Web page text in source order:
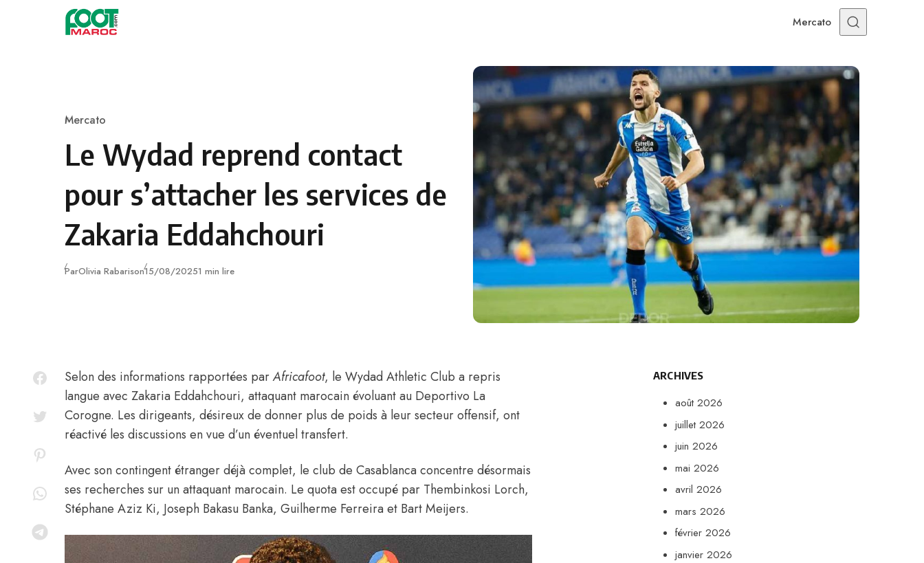
Skip to content
Mercato
Category
Mercato
Le Wydad reprend contact
pour s’attacher les services de
Zakaria Eddahchouri
ParOlivia RabarisonPublié
15/08/20251 min lire
Selon des informations rapportées parAfricafoot, le Wydad Athletic Club a repris
langue avec Zakaria Eddahchouri, attaquant marocain évoluant au Deportivo La
Corogne. Les dirigeants, désireux de donner plus de poids à leur secteur offensif, ont
réactivé les discussions en vue d’un éventuel transfert.
Avec son contingent étranger déjà complet, le club de Casablanca concentre désormais
ses recherches sur un attaquant marocain. Le quota est occupé par Thembinkosi Lorch,
Stéphane Aziz Ki, Joseph Bakasu Banka, Guilherme Ferreira et Bart Meijers.
ARCHIVES
août 2026
juillet 2026
juin 2026
mai 2026
avril 2026
mars 2026
février 2026
janvier 2026